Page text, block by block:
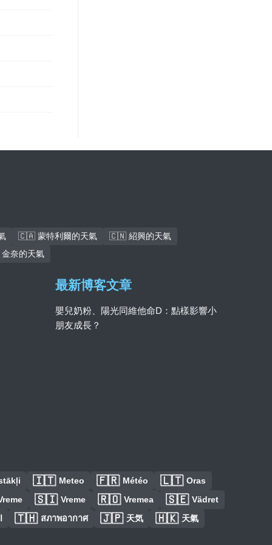
🇨🇦 蒙特利爾的天氣
🇨🇳 紹興的天氣
奈的天氣
最新博客文章
嬰兒奶粉、陽光同維他命D：點樣影響小
朋友成長？
🇮🇹 Meteo 🇫🇷 Météo 🇱🇹 Oras
🇸🇮 Vreme 🇷🇴 Vremea 🇸🇪 Vädret
🇹🇭 สภาพอากาศ 🇯🇵 天気 🇭🇰 天氣